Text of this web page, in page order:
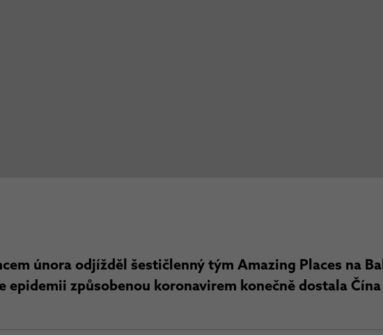
února odjížděl šestičlenný tým Amazing Places na
epidemii způsobenou koronavirem konečně dostala